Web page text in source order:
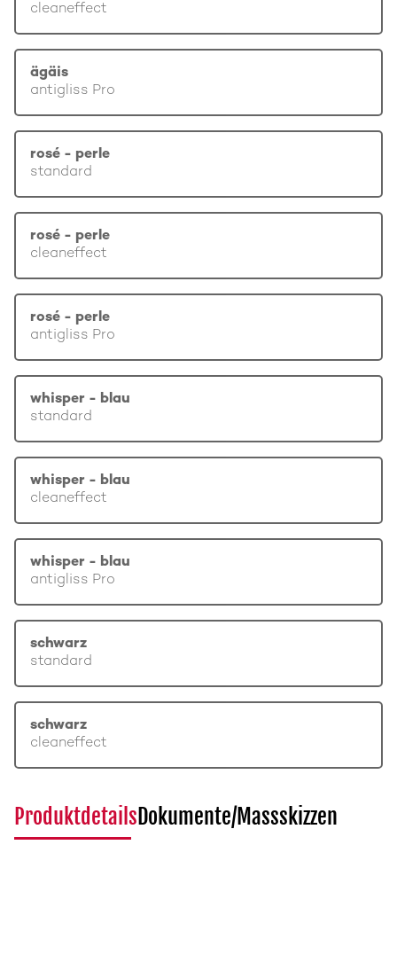
cleaneffect
ägäis
antigliss Pro
rosé - perle
standard
rosé - perle
cleaneffect
rosé - perle
antigliss Pro
whisper - blau
standard
whisper - blau
cleaneffect
whisper - blau
antigliss Pro
schwarz
standard
schwarz
cleaneffect
ProduktdetailsDokumente/Massskizzen